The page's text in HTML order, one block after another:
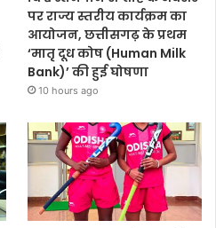
पर राज्य स्तरीय कार्यक्रम का
आयोजन, छत्तीसगढ़ के प्रथम
‘मातृ दूध कोष (Human Milk
Bank)’ की हुई घोषणा
10 hours ago